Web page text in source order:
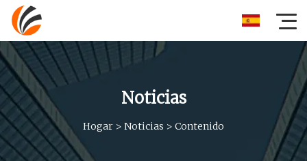
Noticias
Hogar > Noticias > Contenido